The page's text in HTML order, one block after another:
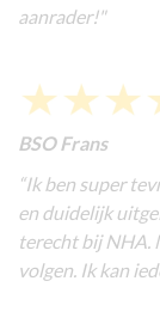
aanrader!"
BSO Frans
“Ik ben super
en duidelijk
terecht bij NHA.
volgen. Ik kan